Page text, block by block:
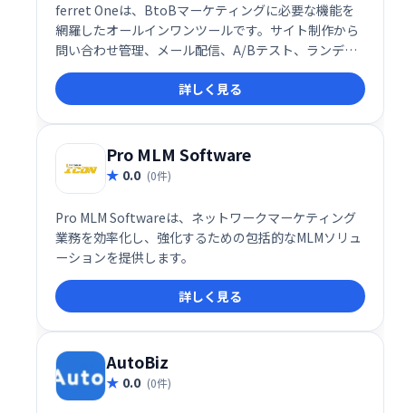
ferret Oneは、BtoBマーケティングに必要な機能を
網羅したオールインワンツールです。サイト制作から
問い合わせ管理、メール配信、A/Bテスト、ランディ
ングページ作成、キャンペーン管理まで、全てを
ferret Oneで効率的に実行できます。マーケティング
業務の最適化を実現し、ビジネス成長を強力にサポー
トします。
詳しく見る
Pro MLM Software
0.0 (0件)
Pro MLM Softwareは、ネットワークマーケティング
業務を効率化し、強化するための包括的なMLMソリュ
ーションを提供します。
詳しく見る
AutoBiz
0.0 (0件)